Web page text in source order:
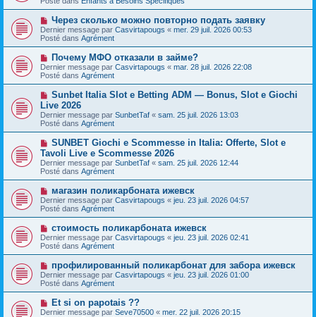
e
m
e
s
s
a
g
e
v
e
a
u
m
e
s
a
g
e
N
o
u
v
e
a
u
m
e
s
s
a
g
e
Через сколько можно повторно подать заявку
Dernier message par Casvirtapougs « mer. 29 juil. 2026 00:53
Posté dans Agrément
N
o
u
v
e
a
u
m
e
s
s
a
g
e
Почему МФО отказали в займе?
Dernier message par Casvirtapougs « mar. 28 juil. 2026 22:08
Posté dans Agrément
N
u
v
e
a
u
m
e
s
g
e
Sunbet Italia Slot e Betting ADM — Bonus, Slot e Giochi
Live 2026
Dernier message par SunbetTaf « sam. 25 juil. 2026 13:03
Posté dans Agrément
N
u
v
e
a
u
m
e
s
s
a
g
e
SUNBET Giochi e Scommesse in Italia: Offerte, Slot e
Tavoli Live e Scommesse 2026
Dernier message par SunbetTaf « sam. 25 juil. 2026 12:44
Posté dans Agrément
N
o
u
v
a
u
m
e
s
s
a
g
e
магазин поликарбоната ижевск
Dernier message par Casvirtapougs « jeu. 23 juil. 2026 04:57
Posté dans Agrément
N
o
u
v
a
u
m
e
s
стоимость поликарбоната ижевск
Dernier message par Casvirtapougs « jeu. 23 juil. 2026 02:41
Posté dans Agrément
N
o
u
v
e
a
u
профилированный поликарбонат для забора ижевск
Dernier message par Casvirtapougs « jeu. 23 juil. 2026 01:00
Posté dans Agrément
N
o
Et si on papotais ??
Dernier message par Seve70500 « mer. 22 juil. 2026 20:15